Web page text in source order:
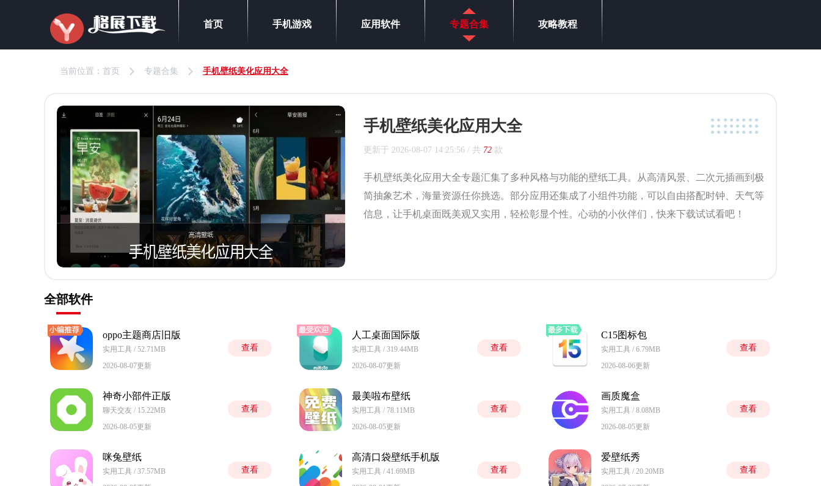
首页 手机游戏 应用软件 专题合集 攻略教程
当前位置： 首页 专题合集 手机壁纸美化应用大全
手机壁纸美化应用大全
更新于 2026-08-07 14:25:56 / 共 72 款
手机壁纸美化应用大全专题汇集了多种风格与功能的壁纸工具。从高清风景、二次元插画到极
简抽象艺术，海量资源任你挑选。部分应用还集成了小组件功能，可以自由搭配时钟、天气等
信息，让手机桌面既美观又实用，轻松彰显个性。心动的小伙伴们，快来下载试试看吧！
全部软件
oppo主题商店旧版
实用工具 / 52.71MB
2026-08-07更新
查看
人工桌面国际版
实用工具 / 319.44MB
2026-08-07更新
查看
C15图标包
实用工具 / 6.79MB
2026-08-06更新
查看
神奇小部件正版
聊天交友 / 15.22MB
2026-08-05更新
查看
最美啦布壁纸
实用工具 / 78.11MB
2026-08-05更新
查看
画质魔盒
实用工具 / 8.08MB
2026-08-05更新
查看
咪兔壁纸
实用工具 / 37.57MB
查看
高清口袋壁纸手机版
实用工具 / 41.69MB
查看
爱壁纸秀
实用工具 / 20.20MB
查看